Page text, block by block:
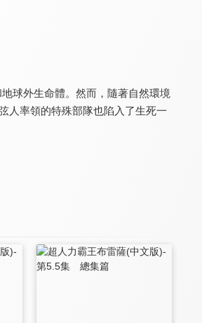
7.5
超人力霸王勝利 超級戰鬥 7.5
超人力霸王勝利 超級戰鬥(中文版)
球外生命體。然而，隨著自然環境
人率領的特殊部隊也陷入了生死一